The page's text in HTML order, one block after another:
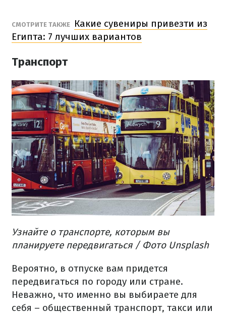
СМОТРИТЕ ТАКЖЕ
Какие сувениры привезти из
Египта: 7 лучших вариантов
Транспорт
Узнайте о транспорте, которым вы
планируете передвигаться / Фото Unsplash
Вероятно, в отпуске вам придется
передвигаться по городу или стране.
Неважно, что именно вы выбираете для
себя – общественный транспорт, такси или